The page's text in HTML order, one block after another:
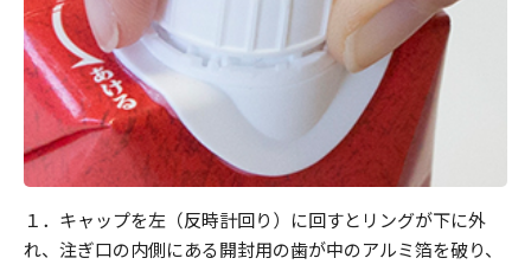
１．キャップを左（反時計回り）に回すとリングが下に外
れ、注ぎ口の内側にある開封用の歯が中のアルミ箔を破り、